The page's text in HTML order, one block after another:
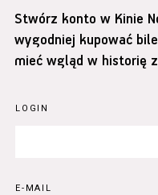
Stwórz konto w Kinie
wygodniej kupować
mieć wgląd w historię
LOGIN
E-MAIL